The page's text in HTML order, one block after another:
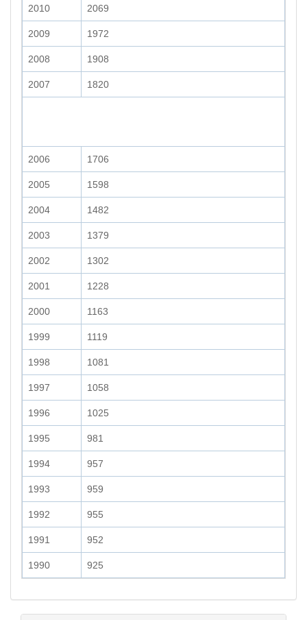
2010 2069
2009 1972
2008 1908
2007 1820
2006 1706
2005 1598
2004 1482
2003 1379
2002 1302
2001 1228
2000 1163
1999 1119
1998 1081
1997 1058
1996 1025
1995 981
1994 957
1993 959
1992 955
1991 952
1990 925